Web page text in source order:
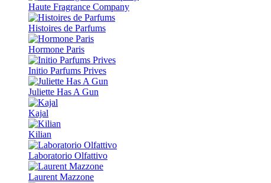
Haute Fragrance Company
Histoires de Parfums
Hormone Paris
Initio Parfums Prives
Juliette Has A Gun
Kajal
Kilian
Laboratorio Olfattivo
Laurent Mazzone